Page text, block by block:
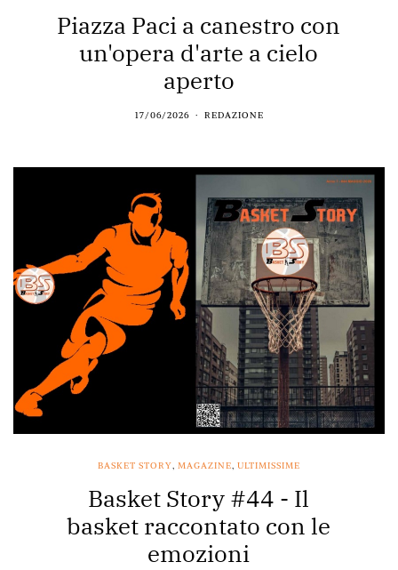
Piazza Paci a canestro con
un'opera d'arte a cielo
aperto
17/06/2026 REDAZIONE
BASKET STORY, MAGAZINE, ULTIMISSIME
Basket Story #44 - Il
basket raccontato con le
emozioni